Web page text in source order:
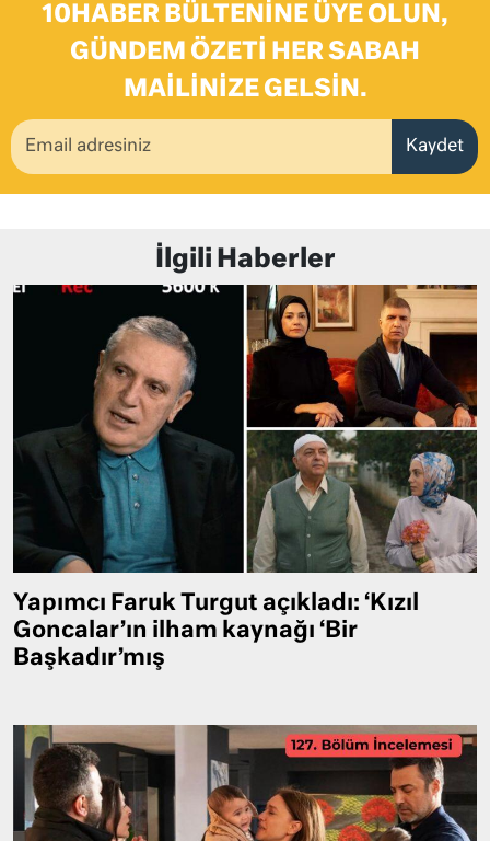
10HABER BÜLTENINE ÜYE OLUN,
GÜNDEM ÖZETI HER SABAH
MAILINIZE GELSIN.
Kaydet
İlgili Haberler
Yapımcı Faruk Turgut açıkladı: ‘Kızıl
Goncalar’ın ilham kaynağı ‘Bir
Başkadır’mış